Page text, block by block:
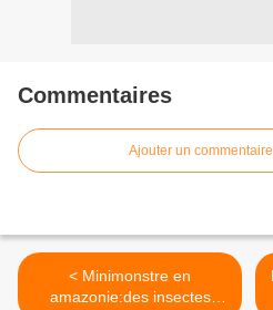
Commentaires
Ajouter un commentaire
< Minimonstre en
amazonie:des insectes